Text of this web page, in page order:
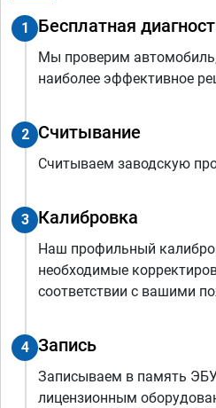
1 Бесплатная
Мы проверим
наиболее эффективное
2 Считывание
Считываем заводскую
3 Калибровка
Наш профильный
необходимые
соответствии с вашими
4 Запись
Записываем в память
лицензионным